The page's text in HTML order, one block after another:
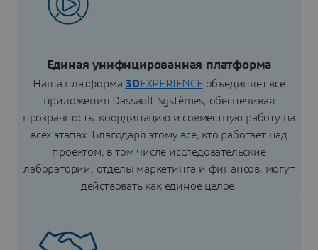
Единая унифицированная платформа
Наша платформа 3DEXPERIENCE объединяет все
приложения Dassault Systèmes, обеспечивая
прозрачность, координацию и совместную работу на
всех этапах. Благодаря этому все, кто работает над
проектом, в том числе исследовательские
лаборатории, отделы маркетинга и финансов, могут
действовать как единое целое.